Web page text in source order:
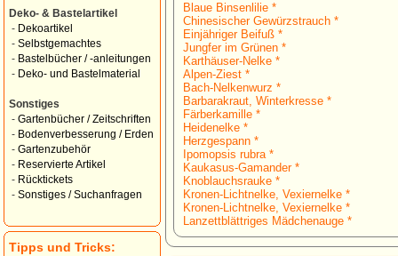
Deko- & Bastelartikel
- Dekoartikel
- Selbstgemachtes
- Bastelbücher / -anleitungen
- Deko- und Bastelmaterial
Sonstiges
- Gartenbücher / Zeitschriften
- Bodenverbesserung / Erden
- Gartenzubehör
- Reservierte Artikel
- Rücktickets
- Sonstiges / Suchanfragen
Tipps und Tricks:
Blaue Binsenlilie *
Chinesischer Gewürzstrauch *
Einjähriger Beifuß *
Jungfer im Grünen *
Karthäuser-Nelke *
Alpen-Ziest *
Bach-Nelkenwurz *
Barbarakraut, Winterkresse *
Färberkamille *
Heidenelke *
Herzgespann *
Ipomopsis rubra *
Kaukasus-Gamander *
Knoblauchsrauke *
Kronen-Lichtnelke, Vexiernelke *
Kronen-Lichtnelke, Vexiernelke *
Lanzettblättriges Mädchenauge *